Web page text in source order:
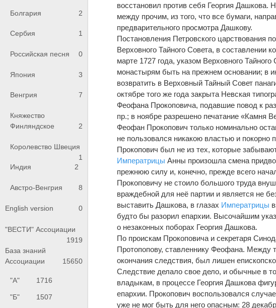
Болгария 2
Сербия 1
Российская песня 0
Япония 3
Венгрия 7
Княжество
Финляндское
2
Королевство Швеция
1
Индия
2
Австро-Венгрия 8
English version 0
"ВЕСТИ" Ассоциации
1919
База знаний
Ассоциации
15650
"А" 1716
"Б" 1507
восстановил против себя Георгия Дашкова.
между прочим, из того, что все бумаги,
предварительного просмотра Дашкову.
Постановления Петровского царствования
Верховного Тайного Совета, в составлении
марте 1727 года, указом Верховного
монастырям быть на прежнем основании;
возвратить в Верховный Тайный Совет
октябре того же года закрыта Невская
Феофана Прокоповича, подавшие повод к
пр.; в ноябре разрешено печатание «Камня
Феофан Прокопович только номинально
не пользовался никакою властью и
Прокопович был не из тех, которые
Императрицы Анны произошла смена
прежнюю силу и, конечно, прежде всего
Прокоповичу не стоило большого труда
враждебной для неё партии и является не
выставить Дашкова, в глазах Императрицы
будто бы разорил епархии. Высочайшим
о незаконных поборах Георгия Дашкова.
По проискам Прокоповича и секретаря
Протопопову, ставленнику Феофана. Между
окончания следствия, был лишен
Следствие делало свое дело, и обычные в
владыкам, в процессе Георгия Дашкова
епархии. Прокопович воспользовался
уже не мог быть для него опасным: 28